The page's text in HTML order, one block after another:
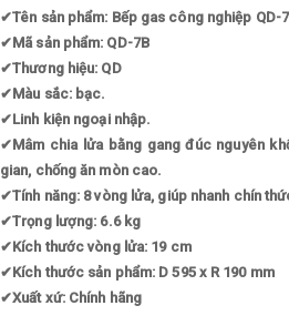
✔Tên sản phẩm: Bếp gas công nghiệp QD-
✔Mã sản phẩm: QD-7B
✔Thương hiệu: QD
✔Màu sắc: bạc.
✔Linh kiện ngoại nhập.
✔Mâm chia lửa bằng gang đúc nguyên
gian, chống ăn mòn cao.
✔Tính năng: 8 vòng lửa, giúp nhanh chín
✔Trọng lượng: 6.6 kg
✔Kích thước vòng lửa: 19 cm
✔Kích thước sản phẩm: D 595 x R 190 mm
✔Xuất xứ: Chính hãng